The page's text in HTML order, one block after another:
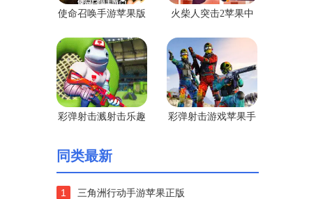
使命召唤手游苹果版
火柴人突击2苹果中
彩弹射击溅射击乐趣
彩弹射击游戏苹果手
同类最新
1 三角洲行动手游苹果正版